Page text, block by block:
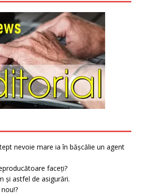
nevoie mare ia în bășcălie un agent
faceți?
și astfel de asigurări.